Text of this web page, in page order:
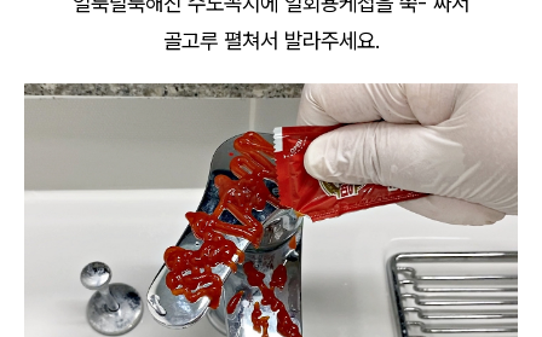
골고루 펼쳐서 발라주세요.